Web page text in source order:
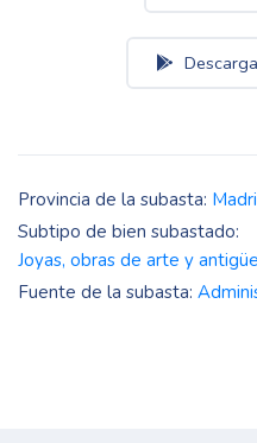
Provincia de la subasta:
Subtipo de bien subastado:
Joyas, obras de arte y
Fuente de la subasta: